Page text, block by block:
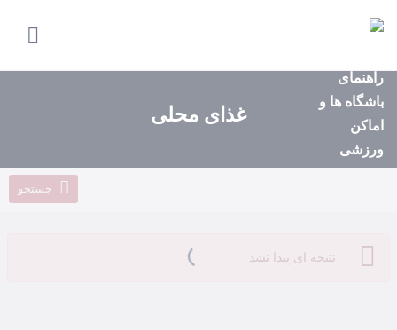
صفحه
استان‌ها
باشگاه‌ها
غذای محلی
جستجو
نتیجه ای پیدا نشد